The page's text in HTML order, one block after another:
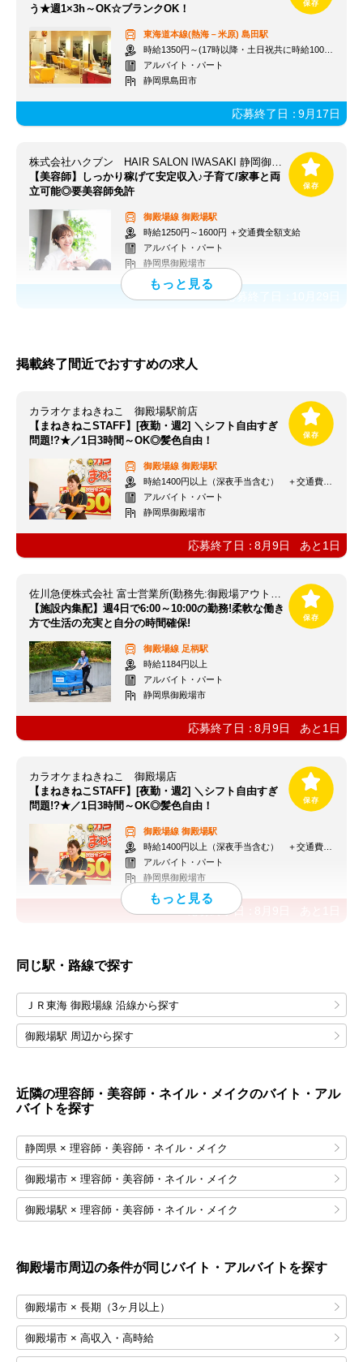
う★週1×3h～OK☆ブランクOK！
東海道本線(熱海－米原) 島田駅
時給1350円～(17時以降・土日祝共に時給100円UP)
アルバイト・パート
静岡県島田市
応募終了日：9月17日
株式会社ハクブン HAIR SALON IWASAKI 静岡御殿場店※NEW OPEN
【美容師】しっかり稼げて安定収入♪子育て/家事と両
立可能◎要美容師免許
御殿場線 御殿場駅
時給1250円～1600円 ＋交通費全額支給
アルバイト・パート
静岡県御殿場市
応募終了日：
掲載終了間近でおすすめの求人
カラオケまねきねこ 御殿場駅前店
【まねきねこSTAFF】[夜勤・週2] ＼シフト自由すぎ
問題!?★／1日3時間～OK◎髪色自由！
御殿場線 御殿場駅
時給1400円以上（深夜手当含む） ＋交通費支給
アルバイト・パート
静岡県御殿場市
応募終了日：8月9日 あと 1 日
佐川急便株式会社 富士営業所(勤務先:御殿場アウトレット)
【施設内集配】週4日で6:00～10:00の勤務!柔軟な働き
方で生活の充実と自分の時間確保!
御殿場線 足柄駅
時給1184円以上
アルバイト・パート
静岡県御殿場市
応募終了日：8月9日 あと 1 日
カラオケまねきねこ 御殿場店
【まねきねこSTAFF】[夜勤・週2] ＼シフト自由すぎ
問題!?★／1日3時間～OK◎髪色自由！
御殿場線 御殿場駅
時給1400円以上（深夜手当含む） ＋交通費支給
アルバイト・パート
静岡県御殿場市
応募終了日：
同じ駅・路線で探す
ＪＲ東海 御殿場線 沿線から探す
御殿場駅 周辺から探す
近隣の理容師・美容師・ネイル・メイクのバイト・アル
バイトを探す
静岡県 × 理容師・美容師・ネイル・メイク
御殿場市 × 理容師・美容師・ネイル・メイク
御殿場駅 × 理容師・美容師・ネイル・メイク
御殿場市周辺の条件が同じバイト・アルバイトを探す
御殿場市 × 長期（3ヶ月以上）
御殿場市 × 高収入・高時給